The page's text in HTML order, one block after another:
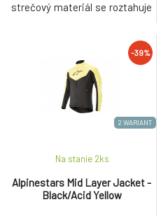
strečový materiál se roztahuje
neomezuje pohybu, odolná
voděodpuzující DWR úprava,
lehce sbalitelná bunda,
zapínání na částečný zip,
kapuce s dvoubodovým
stahováním, kapuce
2 WARIANT
-39%
Alpinestars Mid Layer Jacket -
Black/Acid Yellow
Na stanie 2ks